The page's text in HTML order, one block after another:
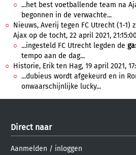
...het best voetballende team na
begonnen in de verwachte...
Nieuws, Averij tegen FC Utrecht (1-
Ajax op de tocht, 22 april 2021, 21:15:00
...ingesteld FC Utrecht legden de
tempo aan de dag...
Historie, Erik ten Hag, 19 april 2021,
...dubieus wordt afgekeurd en in
onwaarschijnlijke lucky...
Direct naar
Aanmelden / inloggen